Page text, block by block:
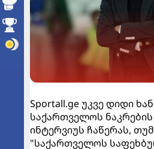
Sportall.ge უკვე დიდი
საქართველოს
ინტერვიუს ჩაწერას,
"საქართველოს